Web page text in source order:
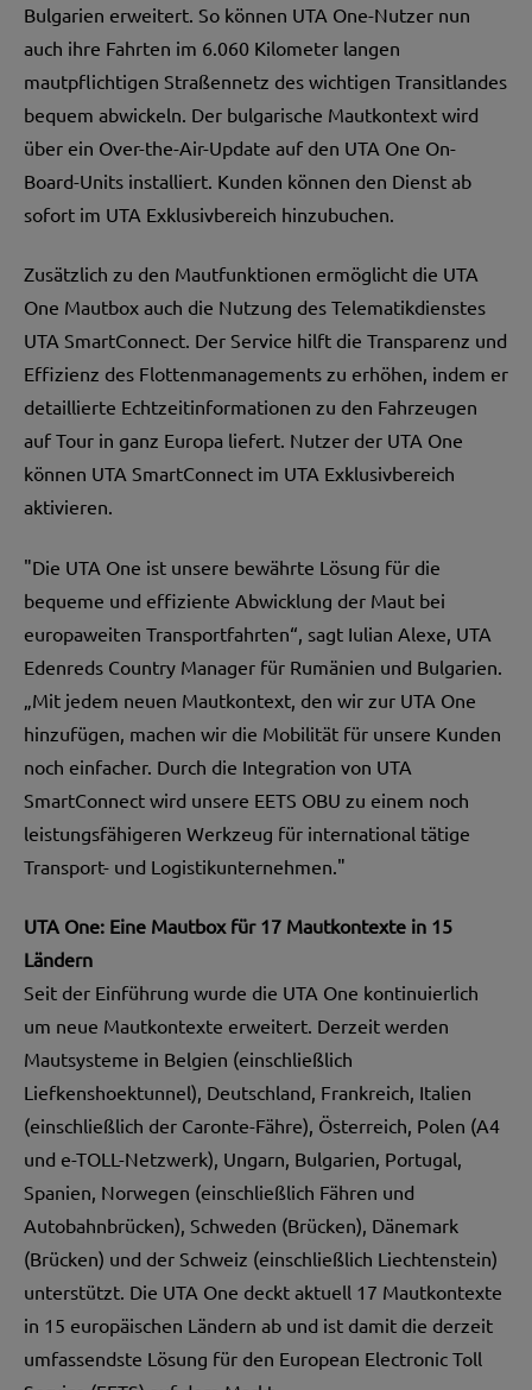
Bulgarien erweitert. So können UTA One-Nutzer nun
auch ihre Fahrten im 6.060 Kilometer langen
mautpflichtigen Straßennetz des wichtigen Transitlandes
bequem abwickeln. Der bulgarische Mautkontext wird
über ein Over-the-Air-Update auf den UTA One On-
Board-Units installiert. Kunden können den Dienst ab
sofort im UTA Exklusivbereich hinzubuchen.
Zusätzlich zu den Mautfunktionen ermöglicht die UTA
One Mautbox auch die Nutzung des Telematikdienstes
UTA SmartConnect. Der Service hilft die Transparenz und
Effizienz des Flottenmanagements zu erhöhen, indem er
detaillierte Echtzeitinformationen zu den Fahrzeugen
auf Tour in ganz Europa liefert. Nutzer der UTA One
können UTA SmartConnect im UTA Exklusivbereich
aktivieren.
"Die UTA One ist unsere bewährte Lösung für die
bequeme und effiziente Abwicklung der Maut bei
europaweiten Transportfahrten“, sagt Iulian Alexe, UTA
Edenreds Country Manager für Rumänien und Bulgarien.
„Mit jedem neuen Mautkontext, den wir zur UTA One
hinzufügen, machen wir die Mobilität für unsere Kunden
noch einfacher. Durch die Integration von UTA
SmartConnect wird unsere EETS OBU zu einem noch
leistungsfähigeren Werkzeug für international tätige
Transport- und Logistikunternehmen."
UTA One: Eine Mautbox für 17 Mautkontexte in 15
Ländern
Seit der Einführung wurde die UTA One kontinuierlich
um neue Mautkontexte erweitert. Derzeit werden
Mautsysteme in Belgien (einschließlich
Liefkenshoektunnel), Deutschland, Frankreich, Italien
(einschließlich der Caronte-Fähre), Österreich, Polen (A4
und e-TOLL-Netzwerk), Ungarn, Bulgarien, Portugal,
Spanien, Norwegen (einschließlich Fähren und
Autobahnbrücken), Schweden (Brücken), Dänemark
(Brücken) und der Schweiz (einschließlich Liechtenstein)
unterstützt. Die UTA One deckt aktuell 17 Mautkontexte
in 15 europäischen Ländern ab und ist damit die derzeit
umfassendste Lösung für den European Electronic Toll